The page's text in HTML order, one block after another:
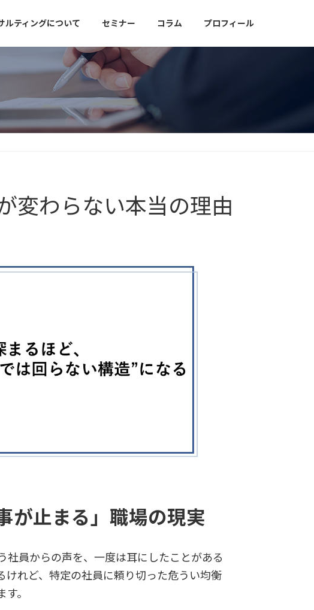
ルティングについて セミナー コラム プロフィール
変わらない本当の理由
が止まる」職場の現実
社員からの声を、一度は耳にしたことがある
けれど、特定の社員に頼り切った危うい均衡
。